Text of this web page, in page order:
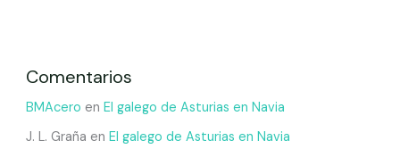
Comentarios
BMAcero en El galego de Asturias en Navia
J. L. Graña en El galego de Asturias en Navia